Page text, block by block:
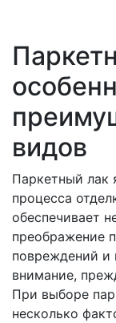
видов
Паркетный лак
процесса
обеспечивает
преображение
повреждений и
внимание,
При выборе
несколько